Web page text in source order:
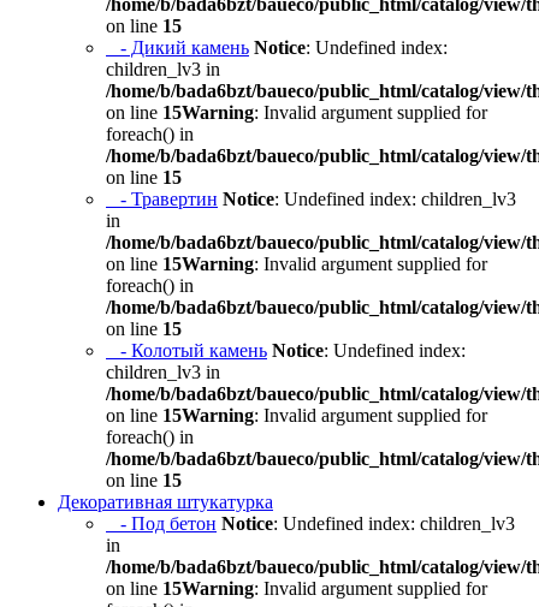
/home/b/bada6bzt/baueco/public_html/catalog/view/
on line 15
- Дикий камень Notice: Undefined index:
children_lv3 in
/home/b/bada6bzt/baueco/public_html/catalog/view/
on line 15Warning: Invalid argument supplied for
foreach() in
/home/b/bada6bzt/baueco/public_html/catalog/view/
on line 15
- Травертин Notice: Undefined index: children_lv3
in
/home/b/bada6bzt/baueco/public_html/catalog/view/
on line 15Warning: Invalid argument supplied for
foreach() in
/home/b/bada6bzt/baueco/public_html/catalog/view/
on line 15
- Колотый камень Notice: Undefined index:
children_lv3 in
/home/b/bada6bzt/baueco/public_html/catalog/view/
on line 15Warning: Invalid argument supplied for
foreach() in
/home/b/bada6bzt/baueco/public_html/catalog/view/
on line 15
Декоративная штукатурка
- Под бетон Notice: Undefined index: children_lv3
in
/home/b/bada6bzt/baueco/public_html/catalog/view/
on line 15Warning: Invalid argument supplied for